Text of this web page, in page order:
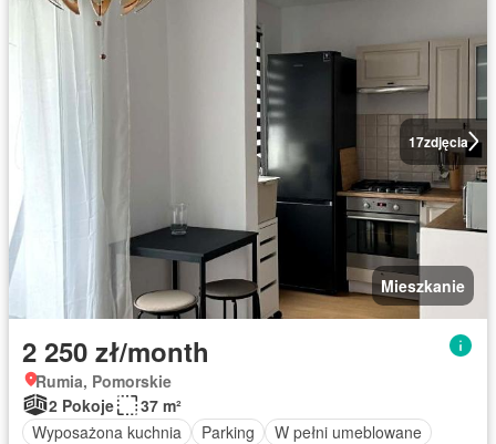
17zdjęcia
Mieszkanie
2 250 zł/month
Rumia, Pomorskie
2 Pokoje
37 m²
Wyposażona kuchnia
Parking W pełni umeblowane